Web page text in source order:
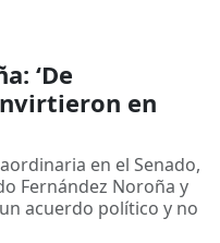
‘De
en
en el Senado,
Fernández Noroña y
acuerdo político y no